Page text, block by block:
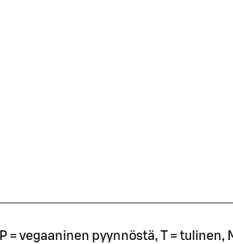
= vegaaninen pyynnöstä, T = tulinen,